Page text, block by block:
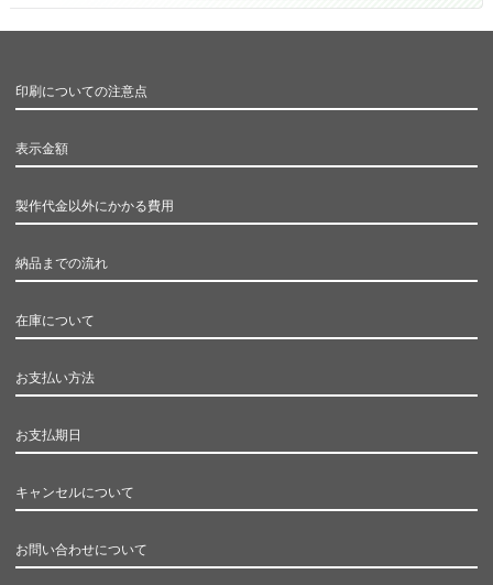
印刷についての注意点
表示金額
製作代金以外にかかる費用
納品までの流れ
在庫について
お支払い方法
お支払期日
キャンセルについて
お問い合わせについて